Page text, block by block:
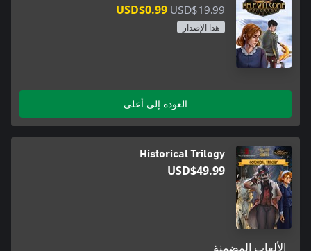
USD$19.99
USD$0.99
هذا الإصدار
العودة إلى أعلى
Historical Trilogy
USD$49.99
الألعاب المضمنة